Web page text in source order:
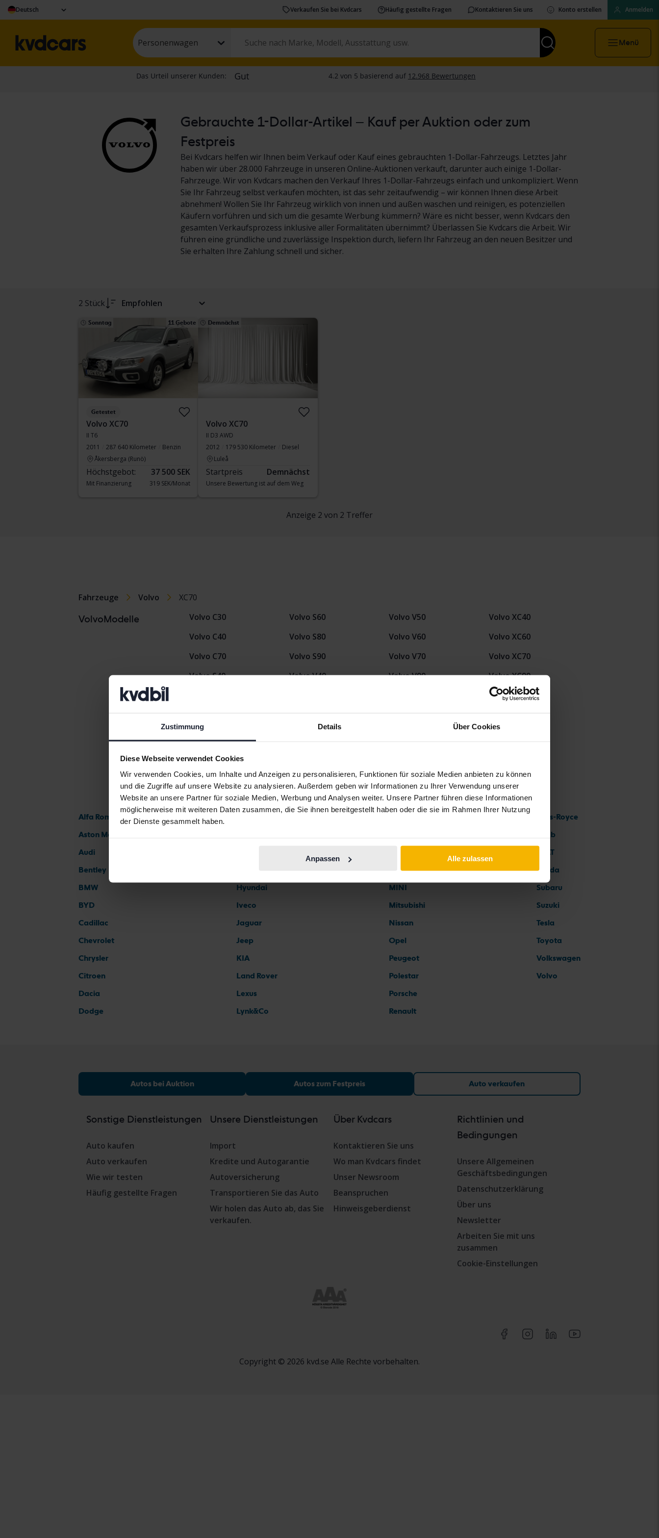
Zustimmung Details Über Cookies
Diese Webseite verwendet Cookies
Wir verwenden Cookies, um Inhalte und Anzeigen zu personalisieren, Funktionen für soziale Medien anbieten zu können
und die Zugriffe auf unsere Website zu analysieren. Außerdem geben wir Informationen zu Ihrer Verwendung unserer
Website an unsere Partner für soziale Medien, Werbung und Analysen weiter. Unsere Partner führen diese Informationen
möglicherweise mit weiteren Daten zusammen, die Sie ihnen bereitgestellt haben oder die sie im Rahmen Ihrer Nutzung
der Dienste gesammelt haben.
Anpassen Alle zulassen
Deutsch Verkaufen Sie bei Kvdcars Häufig gestellte Fragen Kontaktieren Sie uns Konto erstellen Anmelden
Personenwagen Menü
Gebrauchte 1-Dollar-Artikel – Kauf per Auktion oder zum
Festpreis
Bei Kvdcars helfen wir Ihnen beim Verkauf oder Kauf eines gebrauchten 1-Dollar-Fahrzeugs. Letztes Jahr
haben wir über 28.000 Fahrzeuge in unseren Online-Auktionen verkauft, darunter auch einige 1-Dollar-
Fahrzeuge. Wir von Kvdcars machen den Verkauf Ihres 1-Dollar-Fahrzeugs einfach und unkompliziert. Wenn
Sie Ihr Fahrzeug selbst verkaufen möchten, ist das sehr zeitaufwendig – wir können Ihnen diese Arbeit
abnehmen! Wollen Sie Ihr Fahrzeug wirklich von innen und außen waschen und reinigen, es potenziellen
Käufern vorführen und sich um die gesamte Werbung kümmern? Wäre es nicht besser, wenn Kvdcars den
gesamten Verkaufsprozess inklusive aller Formalitäten übernimmt? Überlassen Sie Kvdcars die Arbeit. Wir
führen eine gründliche und zuverlässige Inspektion durch, liefern Ihr Fahrzeug an den neuen Besitzer und
Sie erhalten Ihre Zahlung schnell und sicher.
2 Stück Empfohlen
Sonntag 11 Gebote
Getestet
Volvo XC70
II T6
2011
287 640 Kilometer
Benzin
Åkersberga (Runö)
Höchstgebot: 37 500 SEK
Mit Finanzierung 319 SEK/Monat
Demnächst
Volvo XC70
II D3 AWD
2012
179 530 Kilometer
Diesel
Luleå
Startpreis Demnächst
Unsere Bewertung ist auf dem Weg
Anzeige 2 von 2 Treffer
Fahrzeuge Volvo XC70
VolvoModelle
Volvo C30
Volvo C40
Volvo C70
Volvo S40
Volvo S60
Volvo S80
Volvo S90
Volvo V40
Volvo V50
Volvo V60
Volvo V70
Volvo V90
Volvo XC40
Volvo XC60
Volvo XC70
Volvo XC90
Automarken
Alfa Romeo
Aston Martin
Audi
Bentley
BMW
BYD
Cadillac
Chevrolet
Chrysler
Citroen
Dacia
Dodge
Hyundai
Iveco
Jaguar
Jeep
KIA
Land Rover
Lexus
Lynk&Co
MG
MINI
Mitsubishi
Nissan
Opel
Peugeot
Polestar
Porsche
Renault
Rolls-Royce
Saab
SEAT
Skoda
Subaru
Suzuki
Tesla
Toyota
Volkswagen
Volvo
Autos bei Auktion Autos zum Festpreis Auto verkaufen
Sonstige Dienstleistungen
Auto kaufen
Auto verkaufen
Wie wir testen
Häufig gestellte Fragen
Unsere Dienstleistungen
Import
Kredite und Autogarantie
Autoversicherung
Transportieren Sie das Auto
Wir holen das Auto ab, das Sie
verkaufen.
Über Kvdcars
Kontaktieren Sie uns
Wo man Kvdcars findet
Unser Newsroom
Beanspruchen
Hinweisgeberdienst
Richtlinien und
Bedingungen
Unsere Allgemeinen
Geschäftsbedingungen
Datenschutzerklärung
Über uns
Newsletter
Arbeiten Sie mit uns
zusammen
Cookie-Einstellungen
Copyright © 2026 kvd.se Alle Rechte vorbehalten.